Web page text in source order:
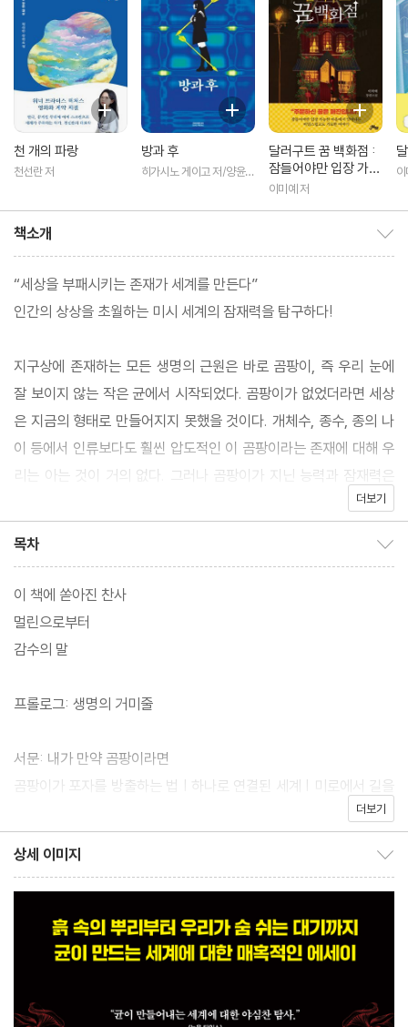
천 개의 파랑
천선란 저
방과 후
히가시노 게이고 저/양윤옥
달러구트 꿈 백화점 :
잠들어야만 입장 가능
합니다
이미예 저
책소개
“세상을 부패시키는 존재가 세계를 만든다”
인간의 상상을 초월하는 미시 세계의 잠재력을 탐구하다!
지구상에 존재하는 모든 생명의 근원은 바로 곰팡이, 즉 우리 눈에
잘 보이지 않는 작은 균에서 시작되었다. 곰팡이가 없었더라면 세상
은 지금의 형태로 만들어지지 못했을 것이다. 개체수, 종수, 종의 나
이 등에서 인류보다도 훨씬 압도적인 이 곰팡이라는 존재에 대해 우
리는 아는 것이 거의 없다. 그러나 곰팡이가 지닌 능력과 잠재력은
인간의 상상을 초월한다. 곰팡이는 돌을 먹고 흙을 만들며, 식물을
도 영향을 미친다. 심지어 이 놀라운 생물을 이용한다면 우리는 당면
한 플라스틱 쓰레기 문제는 물론이고 지구 온난화, 식량 생산 문제까
지 인류가 마주하고 있는 많은 위기를 극복할 수 있을지도 모른다.
리고 아름다운 일러스트를 한데 엮어내, 상대적으로 덜 알려진 곰팡
자연의 경이로움을 살펴보면 지금까지 우리가 알지 못했던 생태계
의 긴밀한 네트워크에 대해 다시 한번 생각하게 될 것이다.
더보기
목차
이 책에 쏟아진 찬사
멀린으로부터
감수의 말
프롤로그: 생명의 거미줄
서문: 내가 만약 곰팡이라면
곰팡이가 포자를 방출하는 법 | 하나로 연결된 세계 | 미로에서 길을
유혹하는 곰팡이: 버섯과 곰팡이가 퍼져나가는 방법
곰팡이의 대화법 | 살인 충동을 불러일으키는 버섯 | 트러플은 어떻
게 동물을 유혹할까 | 향기 오르간의 연주를 듣는 법 | 곰팡이의 신체
감각 | 육식 곰팡이의 비밀 | 의인화의 함정 | 생태계 전체를 조망하
더보기
상세 이미지